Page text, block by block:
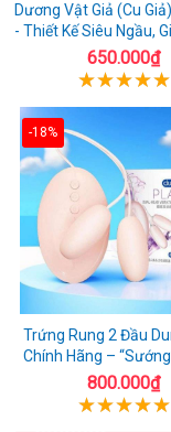
Dương Vật Giả (Cu
- Thiết Kế Siêu Ngầu,
650.000₫
-18%
Trứng Rung 2 Đầu
Chính Hãng –
800.000₫